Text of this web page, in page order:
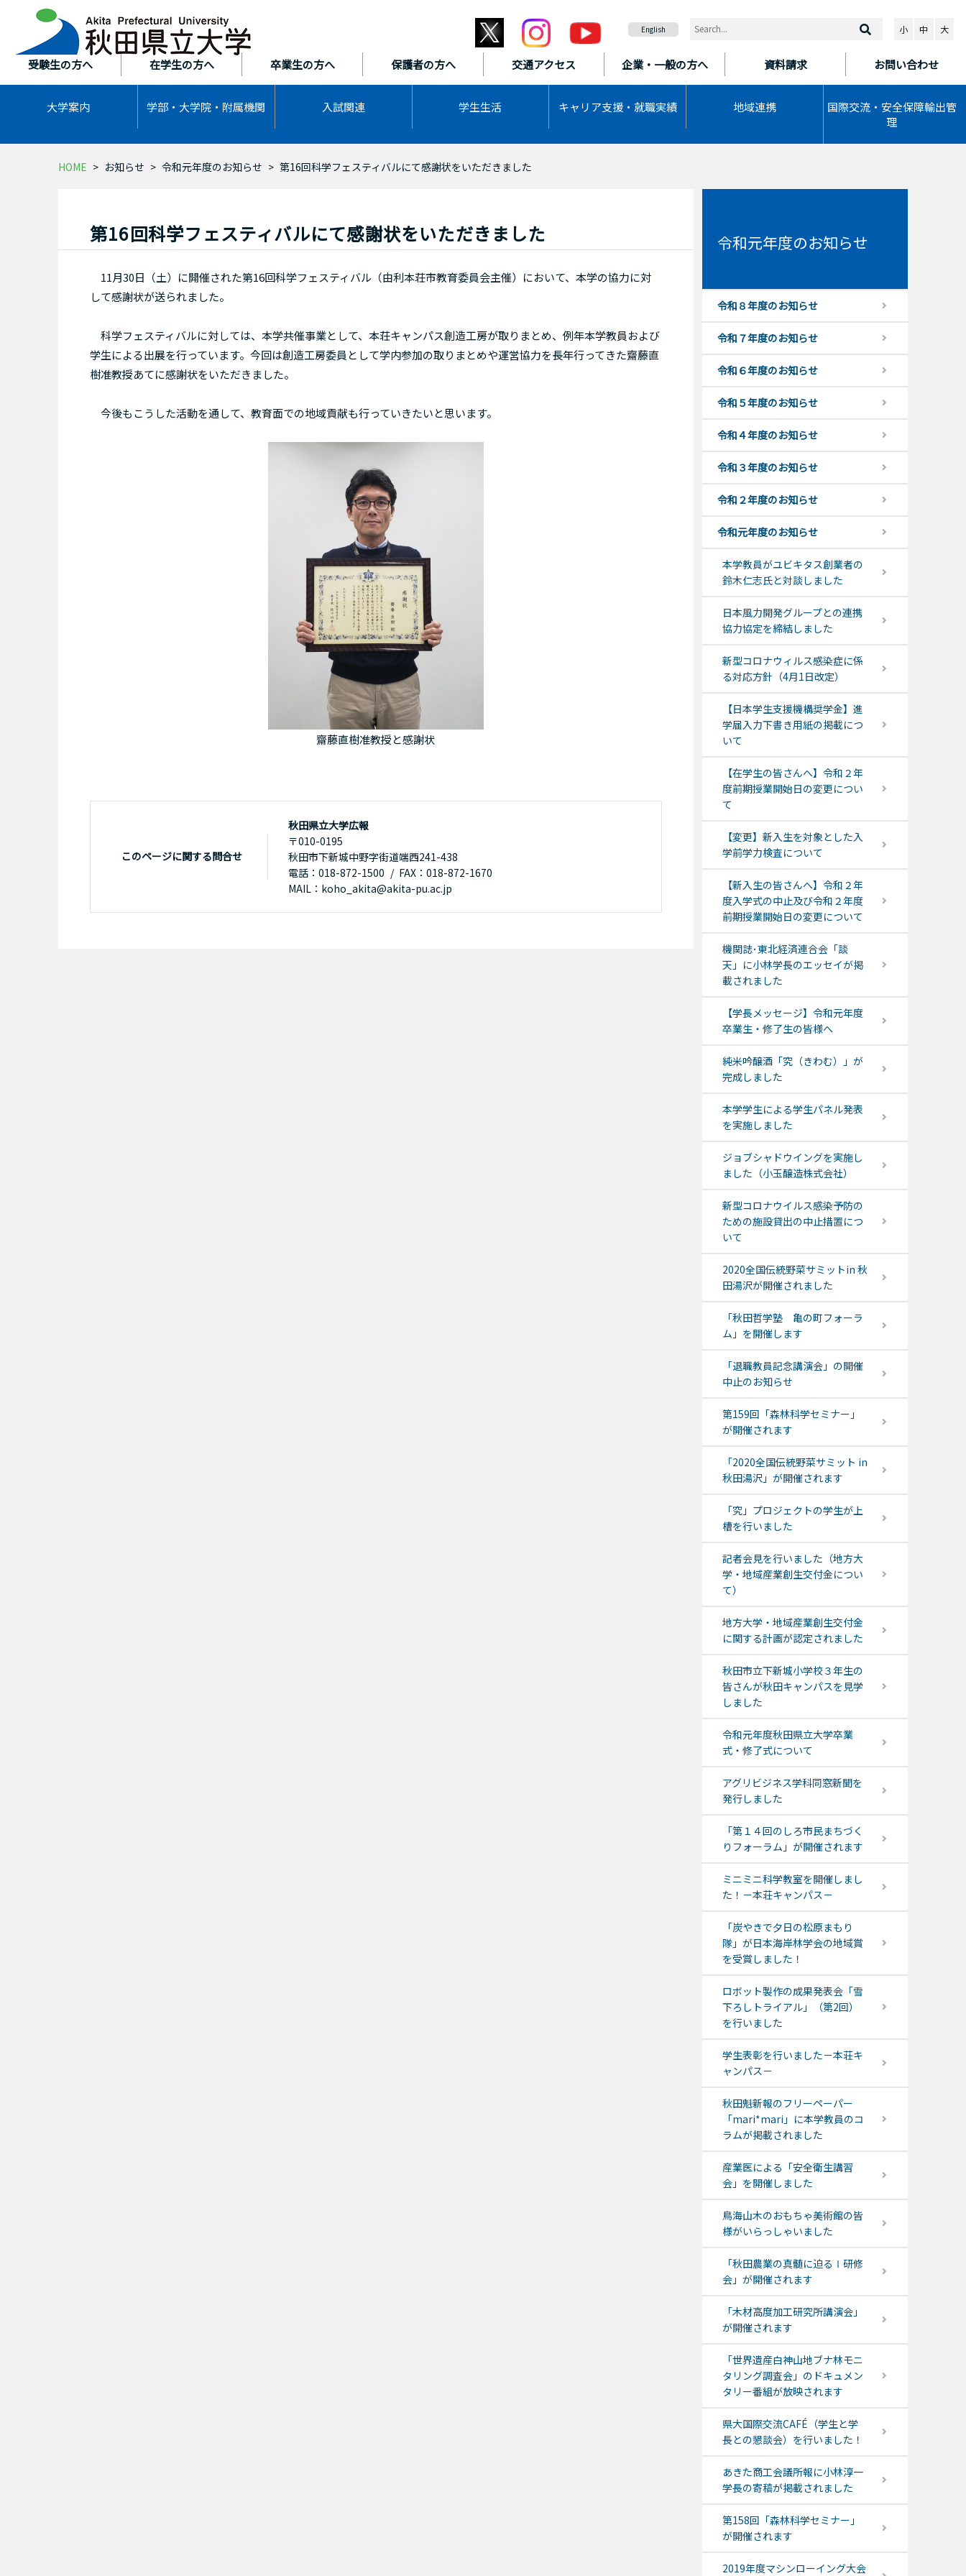
受験生の方へ 在学生の方へ 卒業生の方へ 保護者の方へ 交通アクセス 企業・一般の方へ 資料請求 お問い合わせ
大学案内 学部・大学院・ 附属機関 入試関連 学生生活 キャリア支援・ 就職実績 地域連携
国際交流・安全保障輸出管
理
English 小 中 大
HOME お知らせ 令和元年度のお知らせ 第16回科学フェスティバルにて感謝状をいただきました
第16回科学フェスティバルにて感謝状をいただきました
11月30日（土）に開催された第16回科学フェスティバル（由利本荘市教育委員会主催）において、本学の協力に対
して感謝状が送られました。
科学フェスティバルに対しては、本学共催事業として、本荘キャンパス創造工房が取りまとめ、例年本学教員および
学生による出展を行っています。今回は創造工房委員として学内参加の取りまとめや運営協力を長年行ってきた齋藤直
樹准教授あてに感謝状をいただきました。
今後もこうした活動を通して、教育面での地域貢献も行っていきたいと思います。
齋藤直樹准教授と感謝状
このページに関する問合せ
秋田県立大学広報
〒010-0195
秋田市下新城中野字街道端西241-438
電話：018-872-1500
FAX：018-872-1670
MAIL：koho_akita@akita-pu.ac.jp
令和元年度のお知らせ
令和８年度のお知らせ
令和７年度のお知らせ
令和６年度のお知らせ
令和５年度のお知らせ
令和４年度のお知らせ
令和３年度のお知らせ
令和２年度のお知らせ
令和元年度のお知らせ
本学教員がユビキタス創業者の
鈴木仁志氏と対談しました
日本風力開発グループとの連携
協力協定を締結しました
新型コロナウィルス感染症に係
る対応方針（4月1日改定）
【日本学生支援機構奨学金】進
学届入力下書き用紙の掲載につ
いて
【在学生の皆さんへ】令和２年
度前期授業開始日の変更につい
て
【変更】新入生を対象とした入
学前学力検査について
【新入生の皆さんへ】令和２年
度入学式の中止及び令和２年度
前期授業開始日の変更について
機関誌･東北経済連合会「談
天」に小林学長のエッセイが掲
載されました
【学長メッセージ】令和元年度
卒業生・修了生の皆様へ
純米吟醸酒「究（きわむ）」が
完成しました
本学学生による学生パネル発表
を実施しました
ジョブシャドウイングを実施し
ました（小玉醸造株式会社）
新型コロナウイルス感染予防の
ための施設貸出の中止措置につ
いて
2020全国伝統野菜サミットin 秋
田湯沢が開催されました
「秋田哲学塾 亀の町フォーラ
ム」を開催します
「退職教員記念講演会」の開催
中止のお知らせ
第159回「森林科学セミナー」
が開催されます
「2020全国伝統野菜サミット in
秋田湯沢」が開催されます
「究」プロジェクトの学生が上
槽を行いました
記者会見を行いました（地方大
学・地域産業創生交付金につい
て）
地方大学・地域産業創生交付金
に関する計画が認定されました
秋田市立下新城小学校３年生の
皆さんが秋田キャンパスを見学
しました
令和元年度秋田県立大学卒業
式・修了式について
アグリビジネス学科同窓新聞を
発行しました
「第１４回のしろ市民まちづく
りフォーラム」が開催されます
ミニミニ科学教室を開催しまし
た！－本荘キャンパス－
「炭やきで夕日の松原まもり
隊」が日本海岸林学会の地域賞
を受賞しました！
ロボット製作の成果発表会「雪
下ろしトライアル」（第2回）
を行いました
学生表彰を行いました－本荘キ
ャンパス－
秋田魁新報のフリーペーパー
「mari*mari」に本学教員のコ
ラムが掲載されました
産業医による「安全衛生講習
会」を開催しました
鳥海山木のおもちゃ美術館の皆
様がいらっしゃいました
「秋田農業の真髄に迫るⅠ研修
会」が開催されます
「木材高度加工研究所講演会」
が開催されます
「世界遺産白神山地ブナ林モニ
タリング調査会」のドキュメン
タリー番組が放映されます
県大国際交流CAFÉ（学生と学
長との懇談会）を行いました！
あきた商工会議所報に小林淳一
学長の寄稿が掲載されました
第158回「森林科学セミナー」
が開催されます
2019年度マシンローイング大会